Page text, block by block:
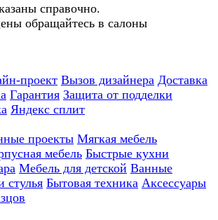
справочно.
обращайтесь в салоны
проект Вызов дизайнера Доставка
Гарантия Защита от подделки
Яндекс сплит
проекты Мягкая мебель
мебель Быстрые кухни
Мебель для детской Ванные
стулья Бытовая техника Аксессуары